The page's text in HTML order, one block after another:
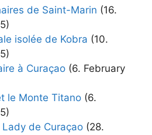
de Saint-Marin (16.
isolée de Kobra (10.
à Curaçao (6. February
le Monte Titano (6.
de Curaçao (28.